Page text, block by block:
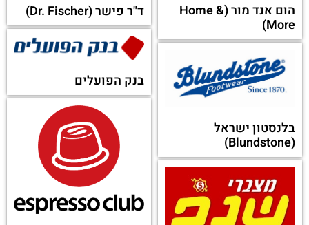
הום אנד מור (Home &
More)
ד"ר פישר (Dr. Fischer)
בלנסטון ישראל
(Blundstone)
בנק הפועלים